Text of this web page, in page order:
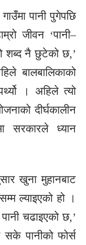
पानी पुगेपछि
जीवन ‘पानी–
शब्द नै छुटेको छ,’
बालबालिकाको
। अहिले त्यो
दीर्घकालीन
सरकारले ध्यान
खुना मुहानबाट
ल्याइएको हो ।
चढाइएको छ,’
पानीको फोर्स